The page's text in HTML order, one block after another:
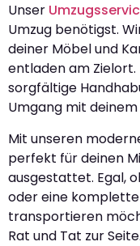
Unser
Umzug benötigst.
deiner Möbel und
entladen am
sorgfältige
Umgang mit deinem
Mit unseren
perfekt für deinen
ausgestattet. Egal,
oder eine
transportieren
Rat und Tat zur Seite.